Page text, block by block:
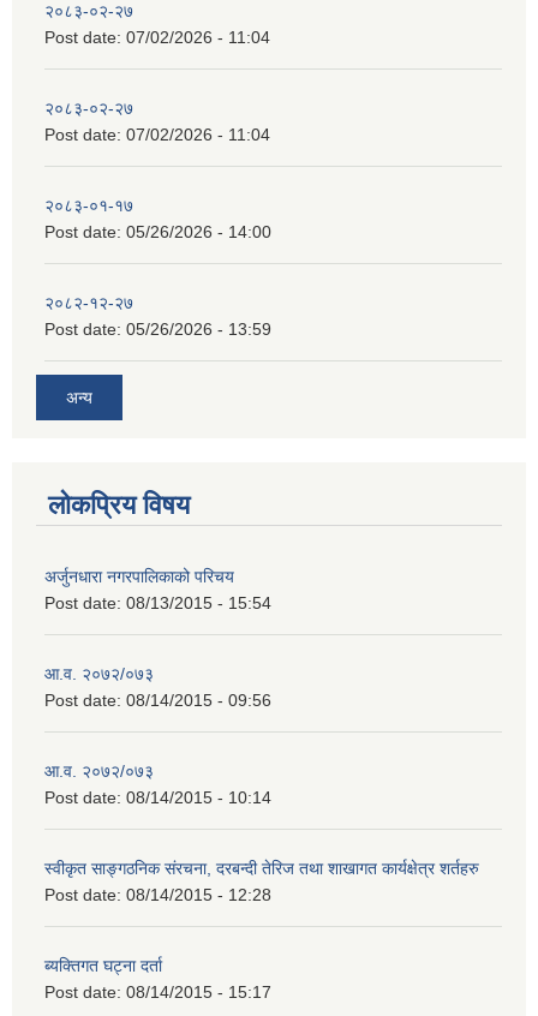
२०८३-०२-२७
Post date: 07/02/2026 - 11:04
२०८३-०२-२७
Post date: 07/02/2026 - 11:04
२०८३-०१-१७
Post date: 05/26/2026 - 14:00
२०८२-१२-२७
Post date: 05/26/2026 - 13:59
अन्य
लोकप्रिय विषय
अर्जुनधारा नगरपालिकाको परिचय
Post date: 08/13/2015 - 15:54
आ.व. २०७२/०७३
Post date: 08/14/2015 - 09:56
आ.व. २०७२/०७३
Post date: 08/14/2015 - 10:14
स्वीकृत साङ्गठनिक संरचना, दरबन्दी तेरिज तथा शाखागत कार्यक्षेत्र शर्तहरु
Post date: 08/14/2015 - 12:28
ब्यक्तिगत घट्ना दर्ता
Post date: 08/14/2015 - 15:17